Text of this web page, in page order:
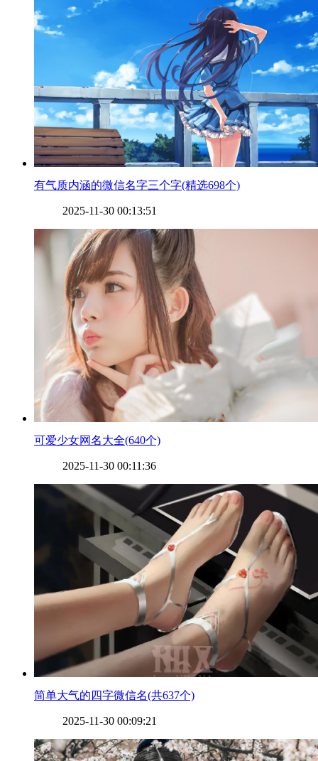
​有气质内涵的微信名字三个字(精选698个)
2025-11-30 00:13:51
​可爱少女网名大全(640个)
2025-11-30 00:11:36
​简单大气的四字微信名(共637个)
2025-11-30 00:09:21